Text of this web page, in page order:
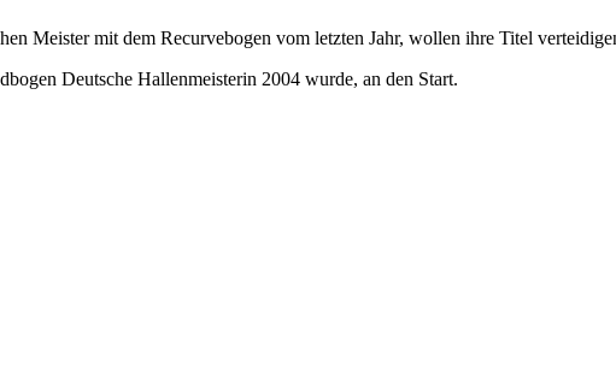
Meister mit dem Recurvebogen vom letzten Jahr, wollen ihre Titel
Deutsche Hallenmeisterin 2004 wurde, an den Start.